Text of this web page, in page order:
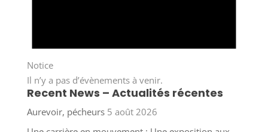
Notice
Il n’y a pas d’évènements à venir.
Recent News – Actualités récentes
Aurevoir, pécheurs 5 août 2026